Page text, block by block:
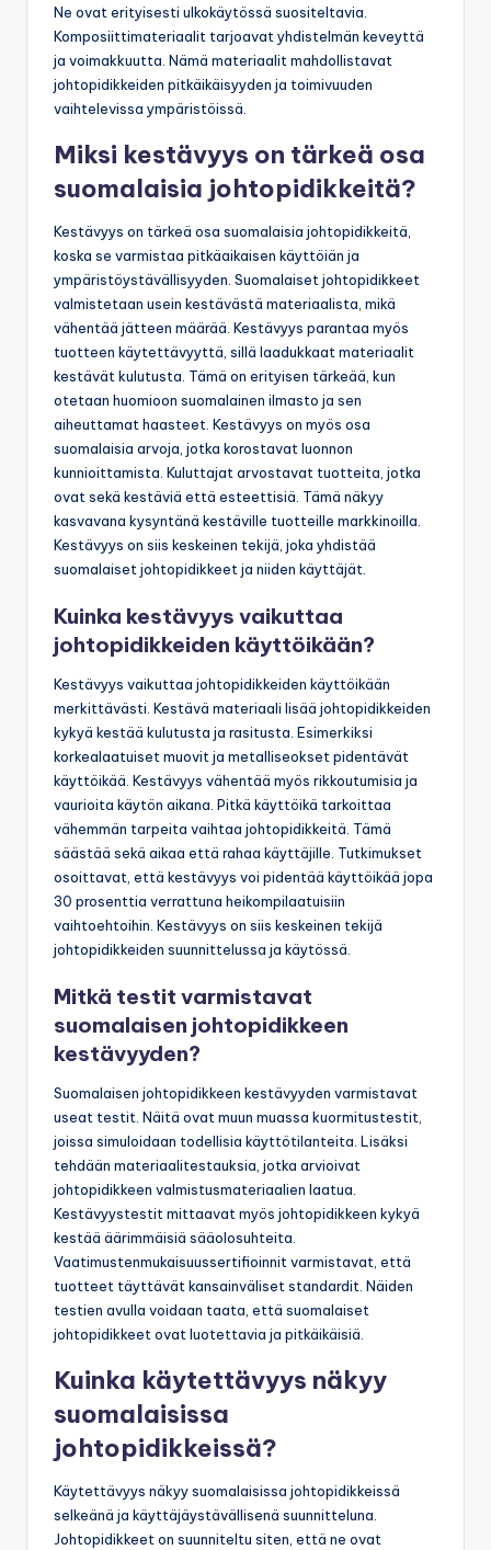
Ne ovat erityisesti ulkokäytössä suositeltavia.
Komposiittimateriaalit tarjoavat yhdistelmän keveyttä
ja voimakkuutta. Nämä materiaalit mahdollistavat
johtopidikkeiden pitkäikäisyyden ja toimivuuden
vaihtelevissa ympäristöissä.
Miksi kestävyys on tärkeä osa
suomalaisia johtopidikkeitä?
Kestävyys on tärkeä osa suomalaisia johtopidikkeitä,
koska se varmistaa pitkäaikaisen käyttöiän ja
ympäristöystävällisyyden. Suomalaiset johtopidikkeet
valmistetaan usein kestävästä materiaalista, mikä
vähentää jätteen määrää. Kestävyys parantaa myös
tuotteen käytettävyyttä, sillä laadukkaat materiaalit
kestävät kulutusta. Tämä on erityisen tärkeää, kun
otetaan huomioon suomalainen ilmasto ja sen
aiheuttamat haasteet. Kestävyys on myös osa
suomalaisia arvoja, jotka korostavat luonnon
kunnioittamista. Kuluttajat arvostavat tuotteita, jotka
ovat sekä kestäviä että esteettisiä. Tämä näkyy
kasvavana kysyntänä kestäville tuotteille markkinoilla.
Kestävyys on siis keskeinen tekijä, joka yhdistää
suomalaiset johtopidikkeet ja niiden käyttäjät.
Kuinka kestävyys vaikuttaa
johtopidikkeiden käyttöikään?
Kestävyys vaikuttaa johtopidikkeiden käyttöikään
merkittävästi. Kestävä materiaali lisää johtopidikkeiden
kykyä kestää kulutusta ja rasitusta. Esimerkiksi
korkealaatuiset muovit ja metalliseokset pidentävät
käyttöikää. Kestävyys vähentää myös rikkoutumisia ja
vaurioita käytön aikana. Pitkä käyttöikä tarkoittaa
vähemmän tarpeita vaihtaa johtopidikkeitä. Tämä
säästää sekä aikaa että rahaa käyttäjille. Tutkimukset
osoittavat, että kestävyys voi pidentää käyttöikää jopa
30 prosenttia verrattuna heikompilaatuisiin
vaihtoehtoihin. Kestävyys on siis keskeinen tekijä
johtopidikkeiden suunnittelussa ja käytössä.
Mitkä testit varmistavat
suomalaisen johtopidikkeen
kestävyyden?
Suomalaisen johtopidikkeen kestävyyden varmistavat
useat testit. Näitä ovat muun muassa kuormitustestit,
joissa simuloidaan todellisia käyttötilanteita. Lisäksi
tehdään materiaalitestauksia, jotka arvioivat
johtopidikkeen valmistusmateriaalien laatua.
Kestävyystestit mittaavat myös johtopidikkeen kykyä
kestää äärimmäisiä sääolosuhteita.
Vaatimustenmukaisuussertifioinnit varmistavat, että
tuotteet täyttävät kansainväliset standardit. Näiden
testien avulla voidaan taata, että suomalaiset
johtopidikkeet ovat luotettavia ja pitkäikäisiä.
Kuinka käytettävyys näkyy
suomalaisissa
johtopidikkeissä?
Käytettävyys näkyy suomalaisissa johtopidikkeissä
selkeänä ja käyttäjäystävällisenä suunnitteluna.
Johtopidikkeet on suunniteltu siten, että ne ovat